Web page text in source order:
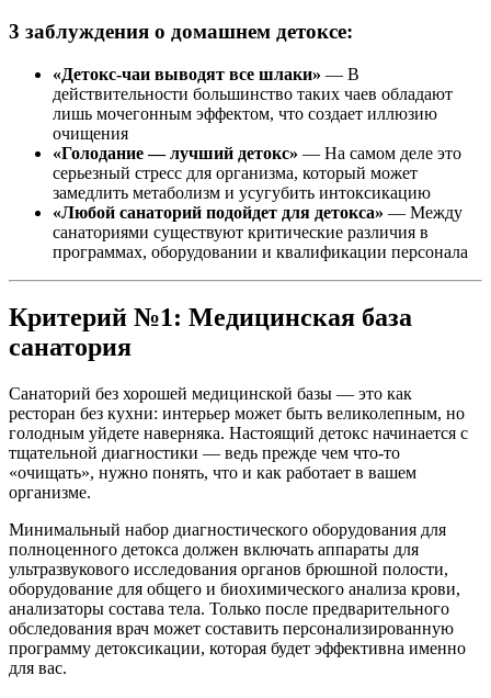
3 заблуждения о домашнем детоксе:
«Детокс-чаи выводят все шлаки» — В
действительности большинство таких чаев обладают
лишь мочегонным эффектом, что создает иллюзию
очищения
«Голодание — лучший детокс» — На самом деле это
серьезный стресс для организма, который может
замедлить метаболизм и усугубить интоксикацию
«Любой санаторий подойдет для детокса» — Между
санаториями существуют критические различия в
программах, оборудовании и квалификации персонала
Критерий №1: Медицинская база
санатория
Санаторий без хорошей медицинской базы — это как
ресторан без кухни: интерьер может быть великолепным, но
голодным уйдете наверняка. Настоящий детокс начинается с
тщательной диагностики — ведь прежде чем что-то
«очищать», нужно понять, что и как работает в вашем
организме.
Минимальный набор диагностического оборудования для
полноценного детокса должен включать аппараты для
ультразвукового исследования органов брюшной полости,
оборудование для общего и биохимического анализа крови,
анализаторы состава тела. Только после предварительного
обследования врач может составить персонализированную
программу детоксикации, которая будет эффективна именно
для вас.